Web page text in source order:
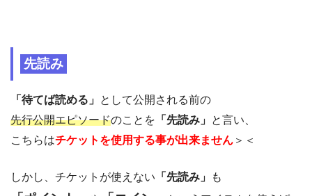
先読み
「待てば読める」 として公開される前の
先行公開エピソードのことを 「先読み」 と言い、
こちらはチケットを使用する事が出来ません ＞＜
しかし、チケットが使えない 「先読み」 も